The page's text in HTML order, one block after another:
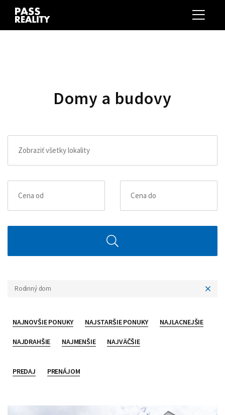
Domy a budovy
Rodinný dom
NAJNOVŠIE PONUKY NAJSTARŠIE PONUKY NAJLACNEJŠIE
NAJDRAHŠIE NAJMENŠIE NAJVÄČŠIE
PREDAJ PRENÁJOM